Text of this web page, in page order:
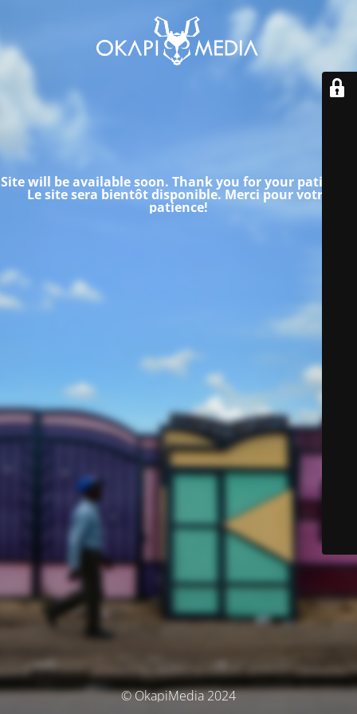
Site will be available soon. Thank you for your patience!
Le site sera bientôt disponible. Merci pour votre
patience!
© OkapiMedia 2024